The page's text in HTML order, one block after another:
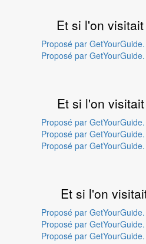
Et si l'on
Proposé par GetYourGuide.
Proposé par GetYourGuide.
Et si l'on
Proposé par GetYourGuide.
Proposé par GetYourGuide.
Proposé par GetYourGuide.
Et si l'on
Proposé par GetYourGuide.
Proposé par GetYourGuide.
Proposé par GetYourGuide.